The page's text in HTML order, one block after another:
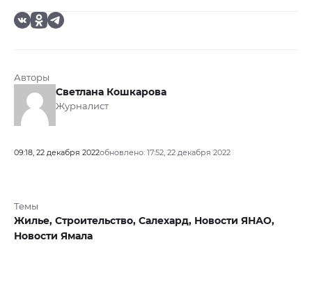
Авторы
Светлана Кошкарова
Журналист
09:18, 22 декабря 2022обновлено: 17:52, 22 декабря 2022
Темы
Жилье, Строительство, Салехард, Новости ЯНАО,
Новости Ямала